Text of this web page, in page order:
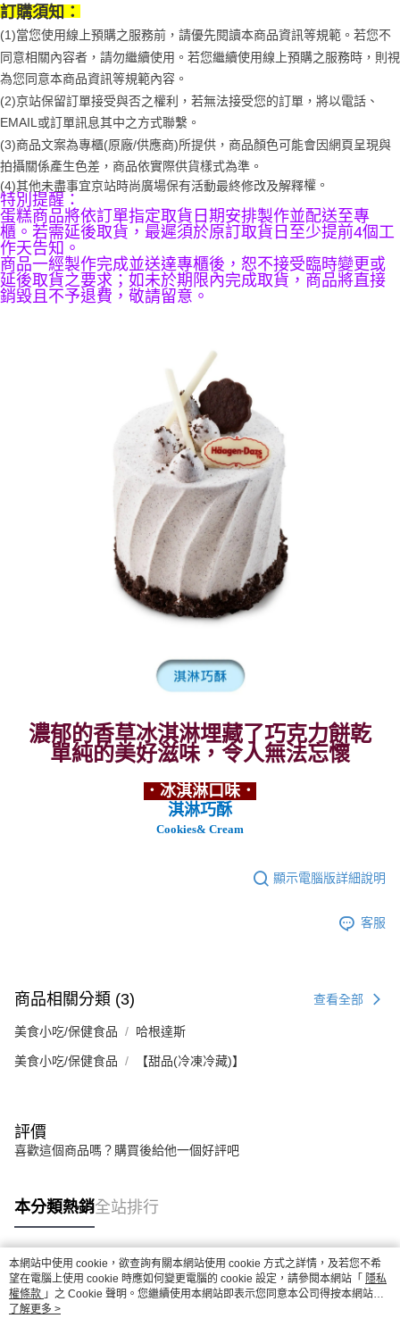
4.訂單成立30分鐘內，如未前往確認交易或遇審核未通過，訂單將自動取
消。如遇「轉專審核」未通過狀況，表示未達大哥付你分期系統評分，恕無
法說明評估內容。
【繳款方式說明】
1.分期款項不併入電信帳單，「大哥付你分期」於每月結算日後寄送繳費提
醒簡訊。
2.透過簡訊連結打開帳單後，可選擇「超商條碼／台灣大直營門市／銀行轉
帳／街口支付／iPASS MONEY」等通路繳費。
【注意事項】
1.本服務係由「台灣大哥大股份有限公司」（以下簡稱本公司）所提供，讓
用戶於交易時，得透過本服務購買商品或服務，並由商店將買賣／分期付款
買賣價金債權讓與本公司後，依約使用本公司帳單繳交帳款。
2.基於同意付款使用「大哥付你分期」之契約關係目的，商店將以您的個人
資料（包含姓名、電話或地址）提供予台灣大哥大進項蒐集、處理及利用，
由本公司與您本人進行分期帳單所需資料之確認、核對及更正。
3.完整用戶服務條款，請詳閱以下連結：https://oppay.tw/userRule
１．簡單：不需註冊會員、不需綁卡、不需儲值。
２．便利：只要手機號碼，簡訊認證，即可結帳。
【「AFTEE先享後付」結帳流程】
１．於結帳方式選擇「AFTEE先享後付」後，將跳轉至「AFTEE先享後付」
結帳頁面，進行簡訊認證並確認金額後，即可完成結帳。
２．訂單成立數日內，您將收到繳費通知簡訊。
３．收到繳費通知簡訊後14天內，點擊此簡訊中的連結，可透過四大超商／
ATM／網路銀行／等多元方式進行付款，方視為交易完成。
※ 請注意：結帳手續完成當下不需立刻繳費，但若您需要取消訂單，請聯絡
購買商品的店家。未經商家同意取消之訂單仍視為有效，需透過AFTEE先享
後付繳納相關費用。
※ 交易是否成功請以「AFTEE先享後付 」之結帳頁面顯示為準，若有關於
是否繳費成功／繳費後需取消欲退款等相關疑問，請聯繫「AFTEE先享後付
客戶支援中心」https://netprotections.freshdesk.com/support/home
【注意事項】
１．透過由恩沛科技股份有限公司提供之「AFTEE先享後付」服務完成之交
２．關於個人資料處理事宜，請瀏覽以下網址：
３．未成年的使用者請事先徵得法定代理人或監護人之同意方可使用
「AFTEE先享後付」，若未經同意申辦者引起之損失，本公司不負相關責
４．使用「AFTEE先享後付」時，將依據個別帳號之用戶狀況，依本公司即
時審查核予不同之上限額度；若仍有額度不足之情形，本公司將視審查結果
請求用戶進行身份認證。
５．嚴禁一人註冊多個帳號或使用他人資訊註冊。若發現惡意使用之情形，
恩沛科技股份有限公司將有權停止該用戶之使用額度並採取法律行動。
運送方式
京站台北店專櫃自取
免運費
訂購須知：
(1)當您使用線上預購之服務前，請優先閱讀本商品資訊等規範。若您不
同意相關內容者，請勿繼續使用。若您繼續使用線上預購之服務時，則視
為您同意本商品資訊等規範內容。
(2)京站保留訂單接受與否之權利，若無法接受您的訂單，將以電話、
EMAIL或訂單訊息其中之方式聯繫。
(3)商品文案為專櫃(原廠/供應商)所提供，商品顏色可能會因網頁呈現與
拍攝關係產生色差，商品依實際供貨樣式為準。
(4)其他未盡事宜京站時尚廣場保有活動最終修改及解釋權。
特別提醒：
蛋糕商品將依訂單指定取貨日期安排製作並配送至專
櫃。若需延後取貨，最遲須於原訂取貨日至少提前4個工
作天告知。
商品一經製作完成並送達專櫃後，恕不接受臨時變更或
延後取貨之要求；如未於期限內完成取貨，商品將直接
銷毀且不予退費，敬請留意。
濃郁的香草冰淇淋埋藏了巧克力餅乾
單純的美好滋味，令人無法忘懷
．冰淇淋口味．
淇淋巧酥
Cookies& Cream
顯示電腦版詳細說明
客服
商品相關分類 (3) 查看全部
美食小吃/保健食品 哈根達斯
美食小吃/保健食品 【甜品(冷凍冷藏)】
評價
喜歡這個商品嗎？購買後給他一個好評吧
本分類熱銷全站排行
熱門標籤
本網站中使用 cookie，欲查詢有關本網站使用 cookie 方式之詳情，及若您不希
望在電腦上使用 cookie 時應如何變更電腦的 cookie 設定，請參閱本網站「 隱私
權條款 」之 Cookie 聲明。您繼續使用本網站即表示您同意本公司得按本網站使
用條款之 Cookie 聲明使用 cookie。
了解更多 >